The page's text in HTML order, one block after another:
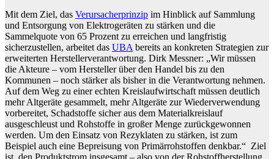
Mit dem Ziel, das ⁠ Verursacherprinzip ⁠ im Hinblick auf Sammlung
und Entsorgung von Elektrogeräten zu stärken und die
Sammelquote von 65 Prozent zu erreichen und langfristig
sicherzustellen, arbeitet das ⁠ UBA ⁠ bereits an konkreten Strategien zur
erweiterten Herstellerverantwortung. Dirk Messner: „Wir müssen
die Akteure – vom Hersteller über den Handel bis zu den
Kommunen – noch stärker als bisher in die Verantwortung nehmen.
Auf dem Weg zu einer echten Kreislaufwirtschaft müssen deutlich
mehr Altgeräte gesammelt, mehr Altgeräte zur Wiederverwendung
vorbereitet, Schadstoffe sicher aus dem Materialkreislauf
ausgeschleust und Rohstoffe in großer Menge zurückgewonnen
werden. Um den Einsatz von Rezyklaten zu stärken, ist zum
Beispiel auch eine Bepreisung von Primärrohstoffen denkbar.“ Ziel